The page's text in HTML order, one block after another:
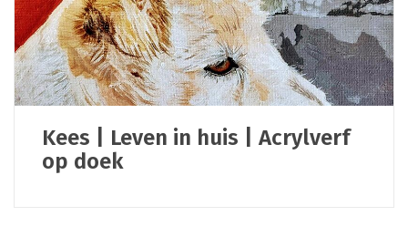
Kees | Leven in huis | Acrylverf
op doek